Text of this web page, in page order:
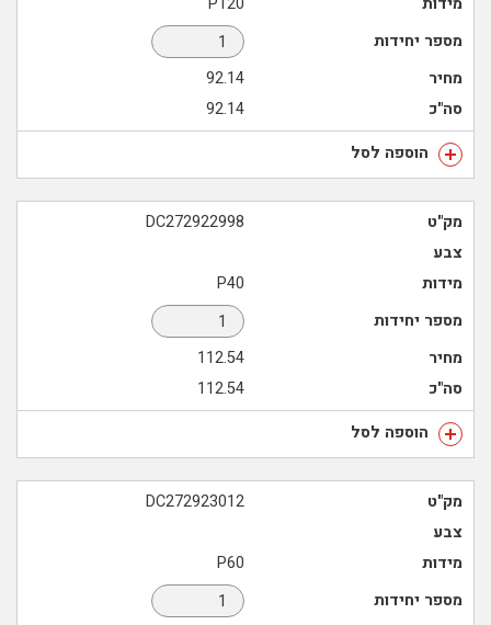
מספר יחידות
מחיר
92.14
סה"כ
92.14
הוספה לסל
מק"ט
DC272922998
צבע
מידות
P40
מספר יחידות
מחיר
112.54
סה"כ
112.54
הוספה לסל
מק"ט
DC272923012
צבע
מידות
P60
מספר יחידות